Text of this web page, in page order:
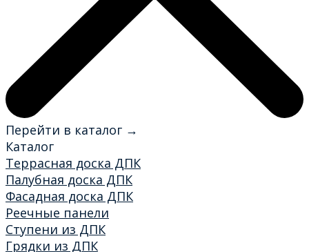
Перейти в каталог →
Каталог
Террасная доска ДПК
Палубная доска ДПК
Фасадная доска ДПК
Реечные панели
Ступени из ДПК
Грядки из ДПК